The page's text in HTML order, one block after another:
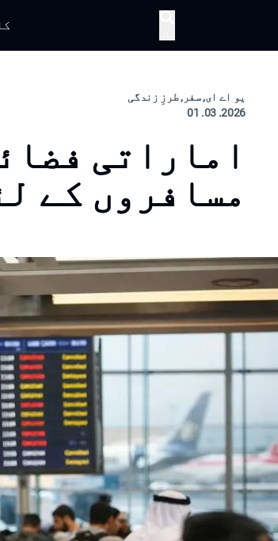
یو اے ای, سفر, طرزِ زندگی
2026. 03. 01
اماراتی
مسافروں کے